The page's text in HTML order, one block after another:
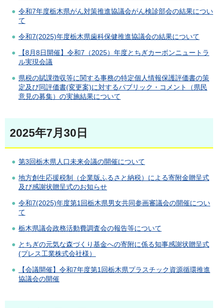
令和7年度栃木県がん対策推進協議会がん検診部会の結果につい
て
令和7(2025)年度栃木県歯科保健推進協議会の結果について
【8月8日開催】令和7（2025）年度とちぎカーボンニュートラ
ル実現会議
県税の賦課徴収等に関する事務の特定個人情報保護評価書の策
定及び同評価書(変更案)に対するパブリック・コメント（県民
意見の募集）の実施結果について
2025年7月30日
第3回栃木県人口未来会議の開催について
地方創生応援税制（企業版ふるさと納税）による寄附金贈呈式
及び感謝状贈呈式のお知らせ
令和7(2025)年度第1回栃木県男女共同参画審議会の開催につい
て
栃木県議会政務活動費調査会の報告等について
とちぎの元気な森づくり基金への寄附に係る知事感謝状贈呈式
(プレス工業株式会社様）
【会議開催】令和7年度第1回栃木県プラスチック資源循環推進
協議会の開催